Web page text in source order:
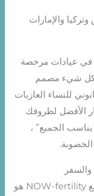
والإمارات
في عيادات مرخصة
كل شيء مصمم
للنساء العازبات
الأفضل لظروفك
الجميع” ،
أحد أكثر الجوانب الفريدة لتجميد البويضات مع NOW-fertility هو